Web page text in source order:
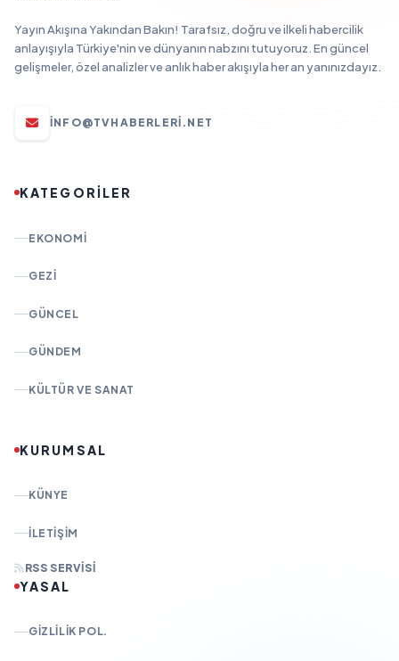
Yayın Akışına Yakından Bakın! Tarafsız, doğru ve ilkeli habercilik
anlayışıyla Türkiye'nin ve dünyanın nabzını tutuyoruz. En güncel
gelişmeler, özel analizler ve anlık haber akışıyla her an yanınızdayız.
INFO@TVHABERLERI.NET
KATEGORİLER
EKONOMI
GEZI
GÜNCEL
GÜNDEM
KÜLTÜR VE SANAT
KURUMSAL
KÜNYE
İLETIŞIM
RSS SERVISI
YASAL
GIZLILIK POL.